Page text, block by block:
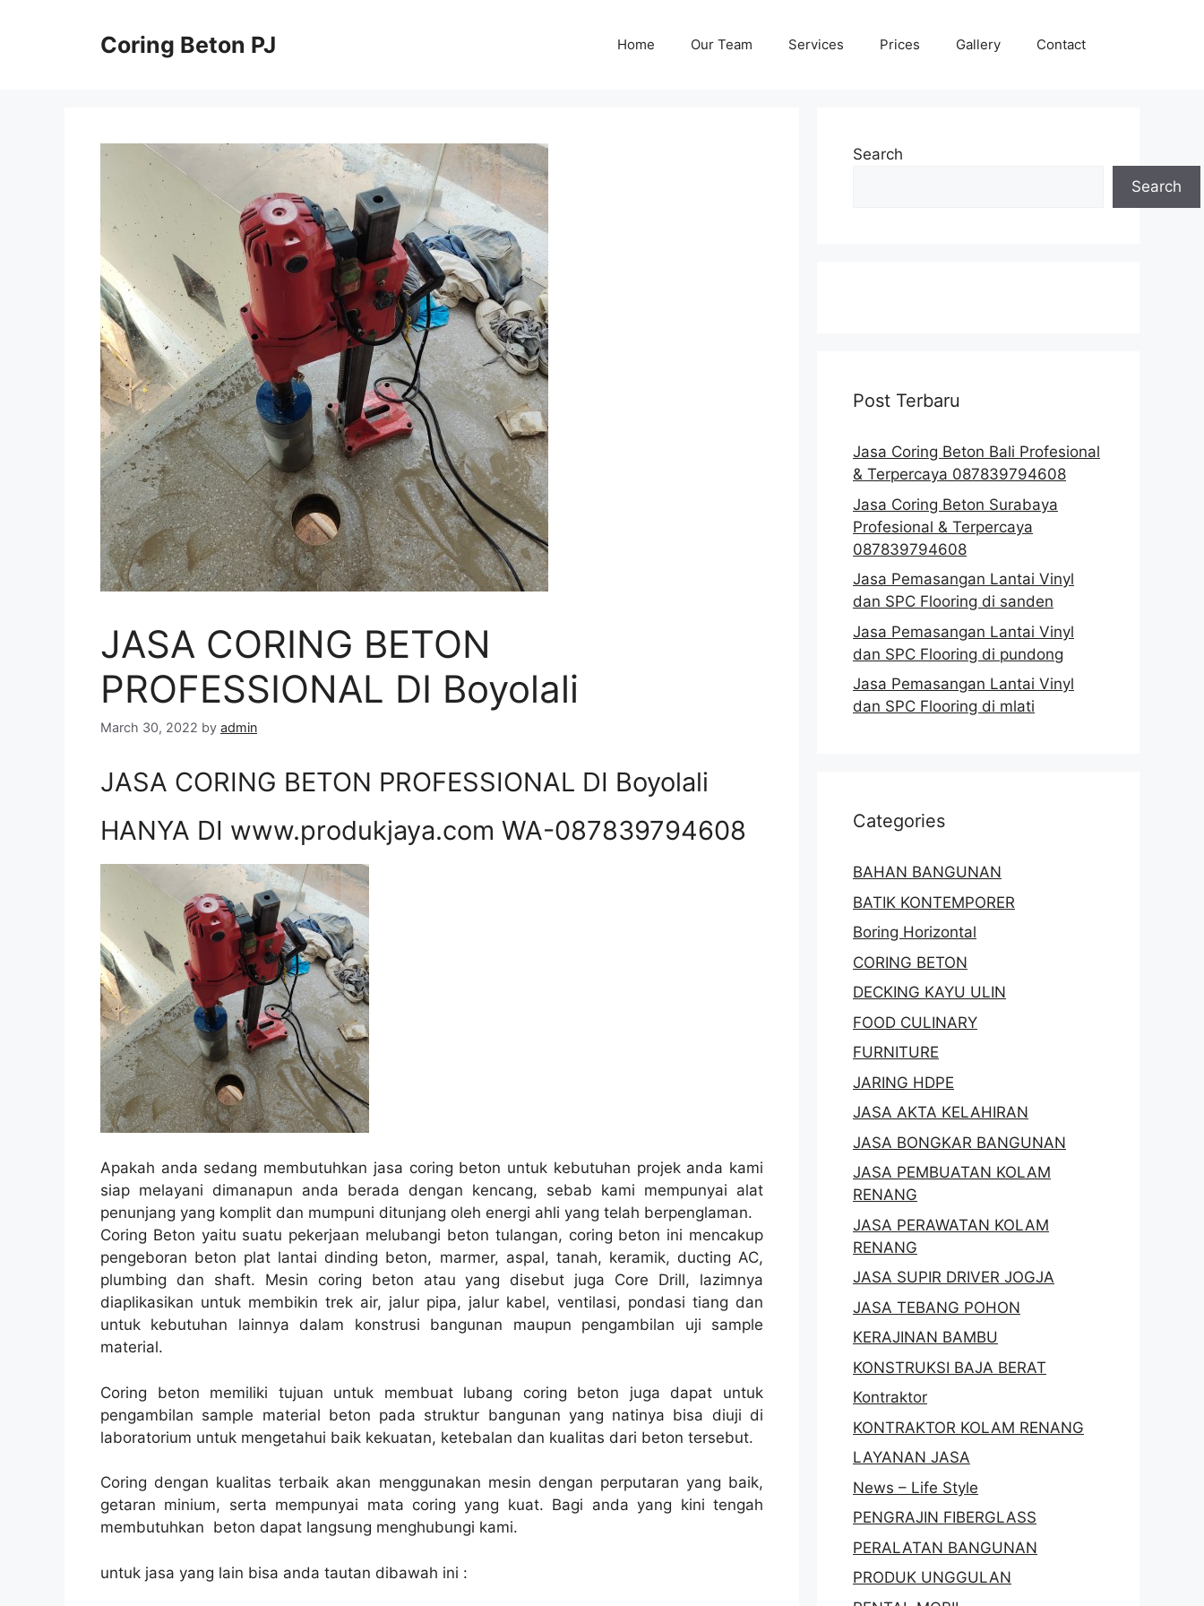
Coring Beton PJ Home Our Team Services Prices Gallery Contact
JASA CORING BETON
PROFESSIONAL DI Boyolali
March 30, 2022 by admin
JASA CORING BETON PROFESSIONAL DI Boyolali
HANYA DI www.produkjaya.com WA-087839794608
Apakah anda sedang membutuhkan jasa coring beton untuk kebutuhan projek anda kami
siap melayani dimanapun anda berada dengan kencang, sebab kami mempunyai alat
penunjang yang komplit dan mumpuni ditunjang oleh energi ahli yang telah berpenglaman.
Coring Beton yaitu suatu pekerjaan melubangi beton tulangan, coring beton ini mencakup
pengeboran beton plat lantai dinding beton, marmer, aspal, tanah, keramik, ducting AC,
plumbing dan shaft. Mesin coring beton atau yang disebut juga Core Drill, lazimnya
diaplikasikan untuk membikin trek air, jalur pipa, jalur kabel, ventilasi, pondasi tiang dan
untuk kebutuhan lainnya dalam konstrusi bangunan maupun pengambilan uji sample
material.
Coring beton memiliki tujuan untuk membuat lubang coring beton juga dapat untuk
pengambilan sample material beton pada struktur bangunan yang natinya bisa diuji di
laboratorium untuk mengetahui baik kekuatan, ketebalan dan kualitas dari beton tersebut.
Coring dengan kualitas terbaik akan menggunakan mesin dengan perputaran yang baik,
getaran minium, serta mempunyai mata coring yang kuat. Bagi anda yang kini tengah
membutuhkan beton dapat langsung menghubungi kami.
untuk jasa yang lain bisa anda tautan dibawah ini :
Search
Search
Post Terbaru
Jasa Coring Beton Bali Profesional
& Terpercaya 087839794608
Jasa Coring Beton Surabaya
Profesional & Terpercaya
087839794608
Jasa Pemasangan Lantai Vinyl
dan SPC Flooring di sanden
Jasa Pemasangan Lantai Vinyl
dan SPC Flooring di pundong
Jasa Pemasangan Lantai Vinyl
dan SPC Flooring di mlati
Categories
BAHAN BANGUNAN
BATIK KONTEMPORER
Boring Horizontal
CORING BETON
DECKING KAYU ULIN
FOOD CULINARY
FURNITURE
JARING HDPE
JASA AKTA KELAHIRAN
JASA BONGKAR BANGUNAN
JASA PEMBUATAN KOLAM
RENANG
JASA PERAWATAN KOLAM
RENANG
JASA SUPIR DRIVER JOGJA
JASA TEBANG POHON
KERAJINAN BAMBU
KONSTRUKSI BAJA BERAT
Kontraktor
KONTRAKTOR KOLAM RENANG
LAYANAN JASA
News – Life Style
PENGRAJIN FIBERGLASS
PERALATAN BANGUNAN
PRODUK UNGGULAN